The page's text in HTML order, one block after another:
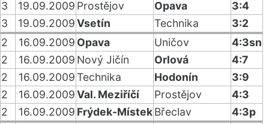
3
19.09.2009 Prostějov Opava
3:4
3
19.09.2009Vsetín Technika
3:2
2
16.09.2009 Opava Uničov
4:3sn
2
16.09.2009 Nový Jičín Orlová
4:7
2
16.09.2009Technika Hodonín
3:9
2
16.09.2009Val. Meziříčí Prostějov
4:3
2
16.09.2009 Frýdek-MístekBřeclav
4:3p